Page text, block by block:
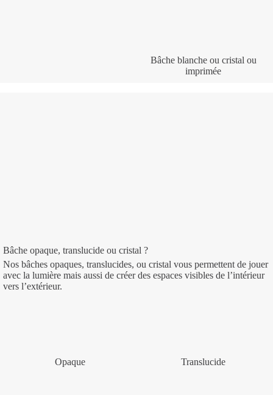
Bâche blanche ou cristal ou
imprimée
Bâche opaque, translucide ou cristal ?
Nos bâches opaques, translucides, ou cristal vous permettent de jouer
avec la lumière mais aussi de créer des espaces visibles de l’intérieur
vers l’extérieur.
Opaque Translucide